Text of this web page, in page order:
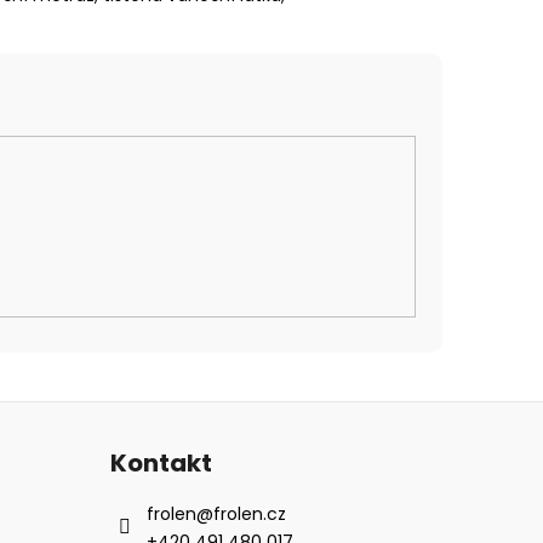
Kontakt
frolen@frolen.cz